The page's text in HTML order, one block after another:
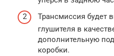
Трансмиссия будет
глушителя в
дополнительную
коробки.